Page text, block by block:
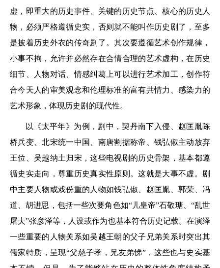
虚，即重大的历史事件、关键的历史节点、核心的历史人
物，必须严格遵循史实，否则就不能叫作历史剧了，至多
是披着历史外衣的传奇剧了。其次要遵循艺术创作规律，
小事不拘，允许并必然存在合情合理的艺术虚构，在历史
细节、人物对话、情感纠葛上可以进行艺术加工，创作符
合今天人的审美观念和伦理标准的富有共情力、感染力的
艺术形象，体现历史剧的现代性。
以《太平年》为例，剧中，契丹南下入侵、赵匡胤陈
桥兵变、北宋统一中国、南唐割据称帝、钱弘俶主动放弃
王位、吴越纳土归宋，这些电视剧的历史骨架，基本都遵
循史实走向，尊重历史真实性原则。这就是大事不虚。剧
中主要人物或戏份重的人物如钱弘俶、赵匡胤、郭荣、冯
道、胡进思，包括一些次要角色如“儿皇帝”石敬瑭、“乱世
屠夫”张彦泽等，人设或作为也基本符合历史记载。在演绎
一些重要的人物关系如吴越王朝的父子兄弟关系时突出其
儒家特质，呈现“父慈子孝，兄友弟悌”，这些也与史实基